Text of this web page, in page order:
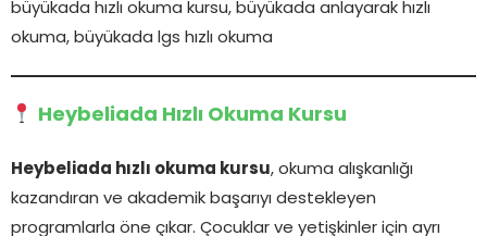
büyükada hızlı okuma kursu, büyükada anlayarak hızlı
okuma, büyükada lgs hızlı okuma
Heybeliada Hızlı Okuma Kursu
Heybeliada hızlı okuma kursu, okuma alışkanlığı
kazandıran ve akademik başarıyı destekleyen
programlarla öne çıkar. Çocuklar ve yetişkinler için ayrı